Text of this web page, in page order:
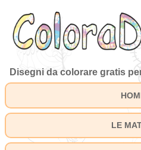
Disegni da colorare gratis
LE